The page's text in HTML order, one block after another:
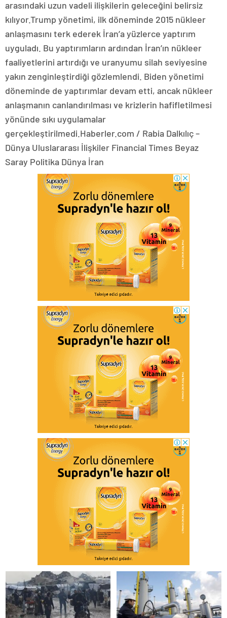
arasındaki uzun vadeli ilişkilerin geleceğini belirsiz
kılıyor.Trump yönetimi, ilk döneminde 2015 nükleer
anlaşmasını terk ederek İran’a yüzlerce yaptırım
uyguladı. Bu yaptırımların ardından İran’ın nükleer
faaliyetlerini artırdığı ve uranyumu silah seviyesine
yakın zenginleştirdiği gözlemlendi. Biden yönetimi
döneminde de yaptırımlar devam etti, ancak nükleer
anlaşmanın canlandırılması ve krizlerin hafifletilmesi
yönünde sıkı uygulamalar
gerçekleştirilmedi.Haberler.com / Rabia Dalkılıç –
Dünya Uluslararası İlişkiler Financial Times Beyaz
Saray Politika Dünya İran